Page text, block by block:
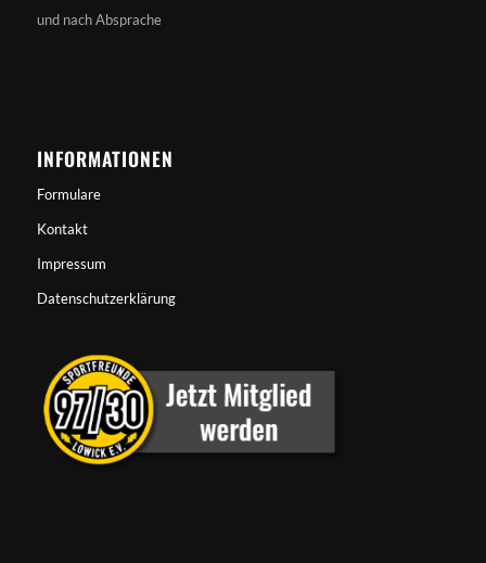
und nach Absprache
INFORMATIONEN
Formulare
Kontakt
Impressum
Datenschutzerklärung